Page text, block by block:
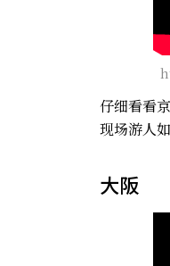
仔细看看
现场游人
大阪